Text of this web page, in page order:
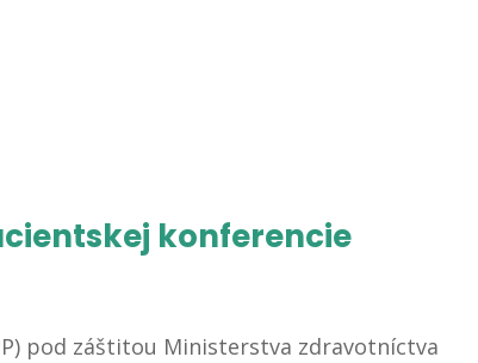
konferencie
pod záštitou Ministerstva zdravotníctva